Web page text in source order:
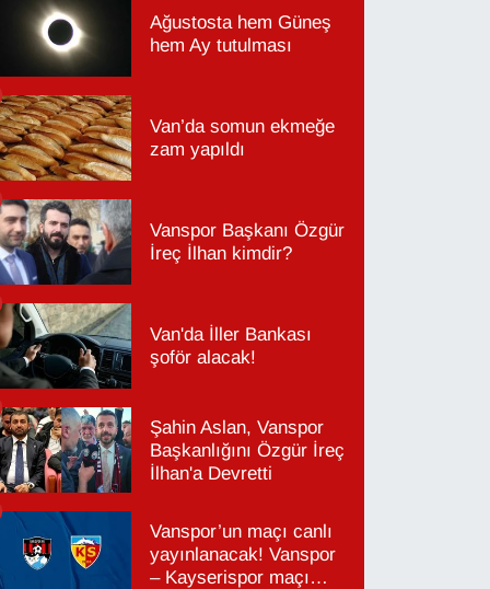
Ağustosta hem Güneş
hem Ay tutulması
Van’da somun ekmeğe
zam yapıldı
Vanspor Başkanı Özgür
İreç İlhan kimdir?
Van'da İller Bankası
şoför alacak!
Şahin Aslan, Vanspor
Başkanlığını Özgür İreç
İlhan'a Devretti
Vanspor’un maçı canlı
yayınlanacak! Vanspor
– Kayserispor maçı